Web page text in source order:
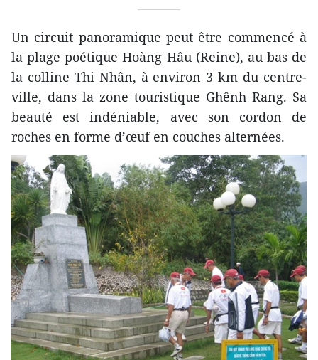
Un circuit panoramique peut être commencé à
la plage poétique Hoàng Hâu (Reine), au bas de
la colline Thi Nhân, à environ 3 km du centre-
ville, dans la zone touristique Ghênh Rang. Sa
beauté est indéniable, avec son cordon de
roches en forme d’œuf en couches alternées.